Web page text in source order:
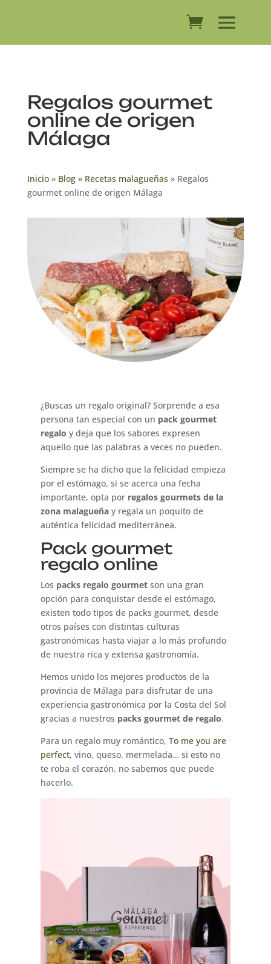
Regalos gourmet
online de origen
Málaga
Inicio» Blog» Recetas malagueñas » Regalos
gourmet online de origen Málaga
¿Buscas un regalo original? Sorprende a esa
persona tan especial con un pack gourmet
regalo y deja que los sabores expresen
aquello que las palabras a veces no pueden.
Siempre se ha dicho que la felicidad empieza
por el estómago, si se acerca una fecha
importante, opta por regalos gourmets de la
zona malagueña y regala un poquito de
auténtica felicidad mediterránea.
Pack gourmet
regalo online
Los packs regalo gourmet son una gran
opción para conquistar desde el estómago,
existen todo tipos de packs gourmet, desde
otros países con distintas culturas
gastronómicas hasta viajar a lo más profundo
de nuestra rica y extensa gastronomía.
Hemos unido los mejores productos de la
provincia de Málaga para disfrutar de una
experiencia gastronómica por la Costa del Sol
gracias a nuestros packs gourmet de regalo.
Para un regalo muy romántico,To me you are
perfect, vino, queso, mermelada… si esto no
te roba el corazón, no sabemos que puede
hacerlo.